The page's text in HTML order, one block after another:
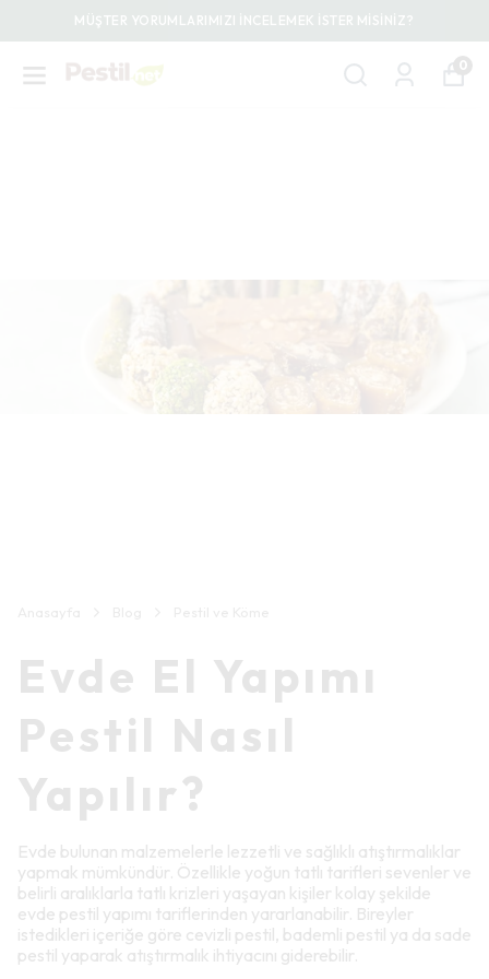
MÜŞTER YORUMLARIMIZI İNCELEMEK İSTER MİSİNİZ?
0
Evde El Yapımı
Pestil Nasıl
Yapılır?
Evde bulunan malzemelerle lezzetli ve sağlıklı atıştırmalıklar
yapmak mümkündür. Özellikle yoğun tatlı tarifleri sevenler ve
belirli aralıklarla tatlı krizleri yaşayan kişiler kolay şekilde
evde pestil yapımı tariflerinden yararlanabilir. Bireyler
istedikleri içeriğe göre cevizli pestil, bademli pestil ya da sade
pestil yaparak atıştırmalık ihtiyacını giderebilir.